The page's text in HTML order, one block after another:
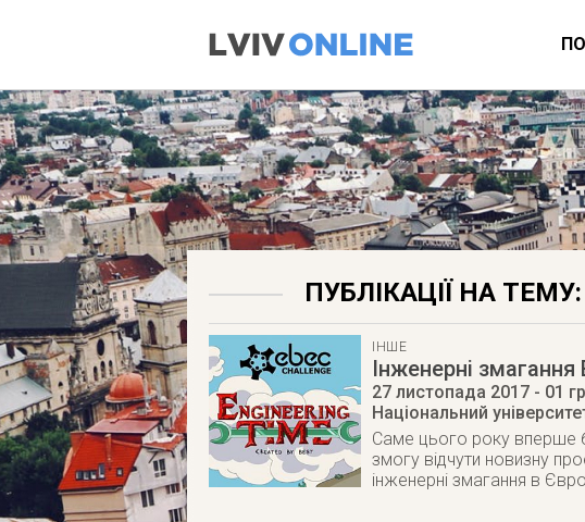
ПУБЛІКАЦІЇ НА ТЕМУ:
ІНШЕ
Інженерні
27 листопада 2017 - 01
Національний
Саме цього року вперше
змогу відчути новизну
інженерні змагання в